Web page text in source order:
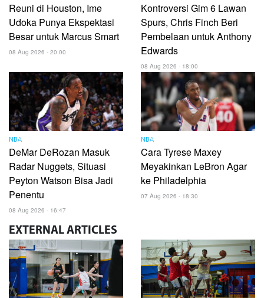
Reuni di Houston, Ime
Udoka Punya Ekspektasi
Besar untuk Marcus Smart
08 Aug 2026 - 20:00
Kontroversi Gim 6 Lawan
Spurs, Chris Finch Beri
Pembelaan untuk Anthony
Edwards
08 Aug 2026 - 18:00
NBA
DeMar DeRozan Masuk
Radar Nuggets, Situasi
Peyton Watson Bisa Jadi
Penentu
08 Aug 2026 - 16:47
NBA
Cara Tyrese Maxey
Meyakinkan LeBron Agar
ke Philadelphia
07 Aug 2026 - 18:30
EXTERNAL ARTICLES